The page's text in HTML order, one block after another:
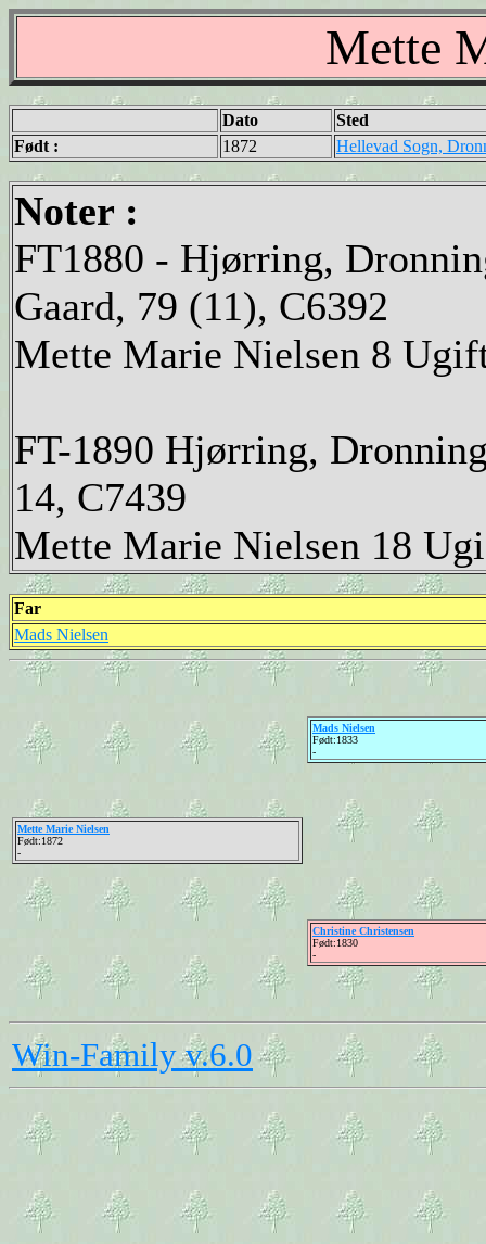
Mette
Dato
Sted
Født :
1872 Hellevad Sogn,
Noter :
FT1880 - Hjørring,
Gaard, 79 (11), C6392
Mette Marie Nielsen 8
FT-1890 Hjørring,
14, C7439
Mette Marie Nielsen 18
Far
Mads Nielsen
Mette Marie Nielsen
Født:1872
-
Mads Nielsen
Født:1833
-
Christine Christensen
Født:1830
-
Win-Family v.6.0